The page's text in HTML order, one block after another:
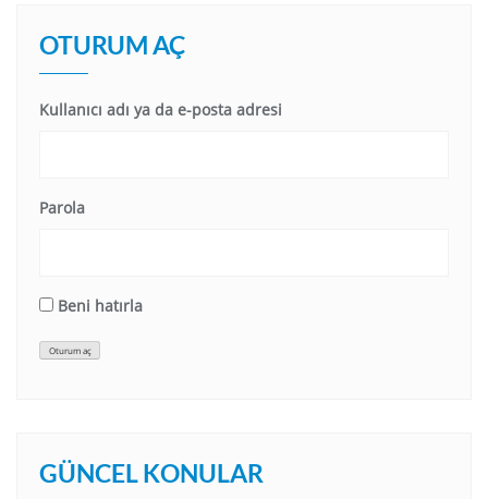
OTURUM AÇ
Kullanıcı adı ya da e-posta adresi
Parola
Beni hatırla
Oturum aç
GÜNCEL KONULAR